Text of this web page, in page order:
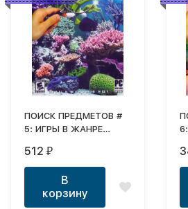
ПОИСК ПРЕДМЕТОВ #
5: ИГРЫ В ЖАНРЕ
ИЩУ) ОТ ALAWAR
GAMES
512 ₽
В
корзину